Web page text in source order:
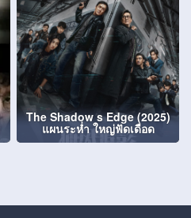
The Shadow s Edge (2025)
แผนระห่ำ ใหญ่ฟัดเดือด